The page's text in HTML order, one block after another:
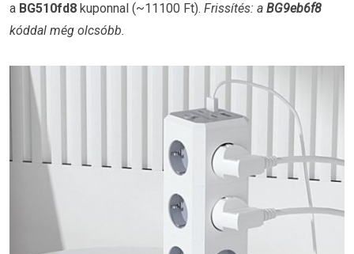
a BG510fd8 kuponnal (~11100 Ft). Frissítés: a BG9eb6f8
kóddal még olcsóbb.